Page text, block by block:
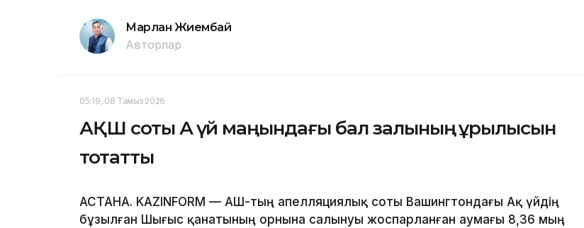
Марлан Жиембай
Авторлар
05:19, 08 Тамыз 2026
АҚШ соты Ақ үй маңындағы бал залының құрылысын
тоқтатты
АСТАНА. KAZINFORM — АҚШ-тың апелляциялық соты Вашингтондағы Ақ үйдің
бұзылған Шығыс қанатының орнына салынуы жоспарланған аумағы 8,36 мың